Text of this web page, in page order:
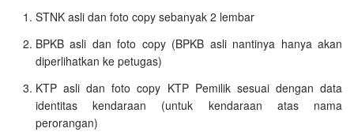
STNK asli dan foto copy sebanyak 2 lembar
BPKB asli dan foto copy (BPKB asli nantinya hanya akan
diperlihatkan ke petugas)
KTP asli dan foto copy KTP Pemilik sesuai dengan data
identitas kendaraan (untuk kendaraan atas nama
perorangan)